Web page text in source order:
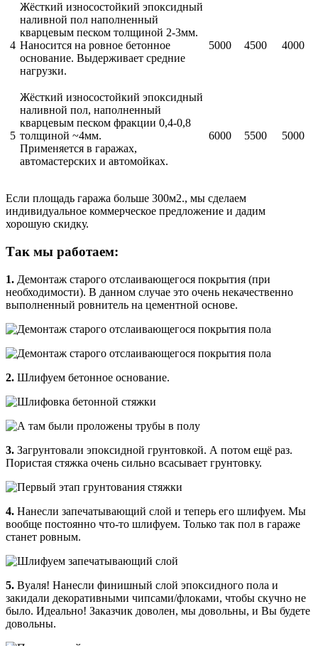
4
Жёсткий износостойкий эпоксидный
наливной пол наполненный
кварцевым песком толщиной 2-3мм.
Наносится на ровное бетонное
основание. Выдерживает средние
нагрузки.
5000 4500 4000
5
Жёсткий износостойкий эпоксидный
наливной пол, наполненный
кварцевым песком фракции 0,4-0,8
толщиной ~4мм.
Применяется в гаражах,
автомастерских и автомойках.
6000 5500 5000
Если площадь гаража больше 300м2., мы сделаем
индивидуальное коммерческое предложение и дадим
хорошую скидку.
Так мы работаем:
1. Демонтаж старого отслаивающегося покрытия (при
необходимости). В данном случае это очень некачественно
выполненный ровнитель на цементной основе.
2. Шлифуем бетонное основание.
3. Загрунтовали эпоксидной грунтовкой. А потом ещё раз.
Пористая стяжка очень сильно всасывает грунтовку.
4. Нанесли запечатывающий слой и теперь его шлифуем. Мы
вообще постоянно что-то шлифуем. Только так пол в гараже
станет ровным.
5. Вуаля! Нанесли финишный слой эпоксидного пола и
закидали декоративными чипсами/флоками, чтобы скучно не
было. Идеально! Заказчик доволен, мы довольны, и Вы будете
довольны.